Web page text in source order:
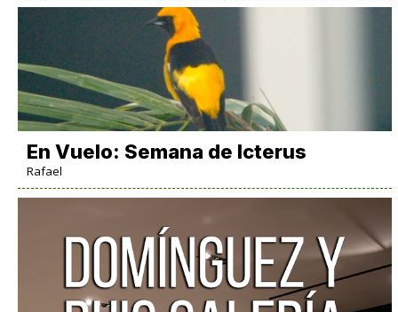
En Vuelo: Semana de Icterus
Rafael